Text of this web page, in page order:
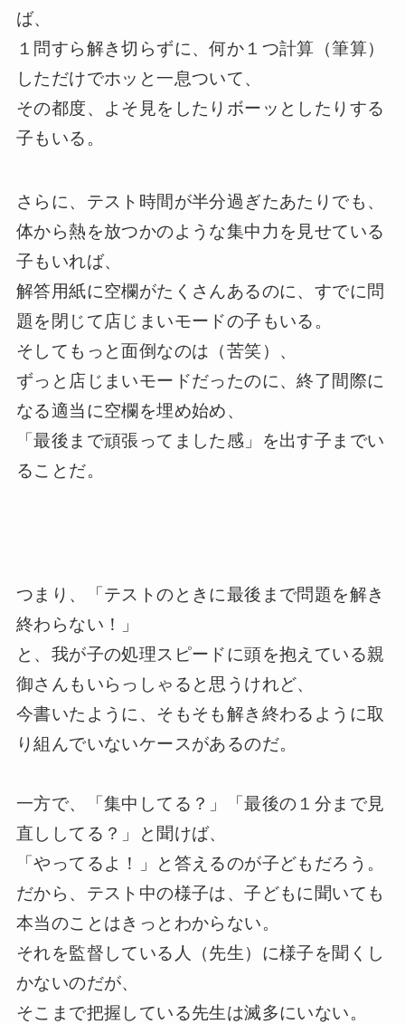
ば、
１問すら解き切らずに、何か１つ計算（筆算）
しただけでホッと一息ついて、
その都度、よそ見をしたりボーッとしたりする
子もいる。
さらに、テスト時間が半分過ぎたあたりでも、
体から熱を放つかのような集中力を見せている
子もいれば、
解答用紙に空欄がたくさんあるのに、すでに問
題を閉じて店じまいモードの子もいる。
そしてもっと面倒なのは（苦笑）、
ずっと店じまいモードだったのに、終了間際に
なる適当に空欄を埋め始め、
「最後まで頑張ってました感」を出す子までい
ることだ。
つまり、「テストのときに最後まで問題を解き
終わらない！」
と、我が子の処理スピードに頭を抱えている親
御さんもいらっしゃると思うけれど、
今書いたように、そもそも解き終わるように取
り組んでいないケースがあるのだ。
一方で、「集中してる？」「最後の１分まで見
直ししてる？」と聞けば、
「やってるよ！」と答えるのが子どもだろう。
だから、テスト中の様子は、子どもに聞いても
本当のことはきっとわからない。
それを監督している人（先生）に様子を聞くし
かないのだが、
そこまで把握している先生は滅多にいない。